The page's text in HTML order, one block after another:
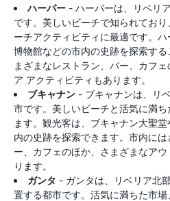
ハーパー - ハーパーは、リベリ
です。美しいビーチで知られてお
ーチアクティビティに最適です。
博物館などの市内の史跡を探索す
まざまなレストラン、バー、カフ
ア アクティビティもあります。
ブキャナン - ブキャナンは、リ
市です。美しいビーチと活気に満
ます。観光客は、ブキャナン大聖
内の史跡を探索できます。市内に
ー、カフェのほか、さまざまなア
ります。
ガンタ - ガンタは、リベリア北
置する都市です。活気に満ちた市